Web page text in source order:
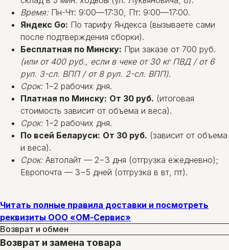
Время: Пн-Чт: 9:00—17:30, Пт: 9:00—17:00.
Яндекс Go: По тарифу Яндекса (вызываете сами
после подтверждения сборки).
Бесплатная по Минску: При заказе от 700 руб.
(или от 400 руб., если в чеке от 30 кг ПВД / от 6
рул. 3-сл. ВПП / от 8 рул. 2-сл. ВПП).
Срок: 1−2 рабочих дня.
Платная по Минску: От 30 руб. (итоговая
стоимость зависит от объема и веса).
Срок: 1−2 рабочих дня.
По всей Беларуси: От 30 руб. (зависит от объема
и веса).
Срок: Автолайт — 2−3 дня (отгрузка ежедневно);
Европочта — 3−5 дней (отгрузка в вт, пт).
Читать полные правила доставки и посмотреть
реквизиты ООО «ОМ-Сервис»
Возврат и обмен
Возврат и замена товара